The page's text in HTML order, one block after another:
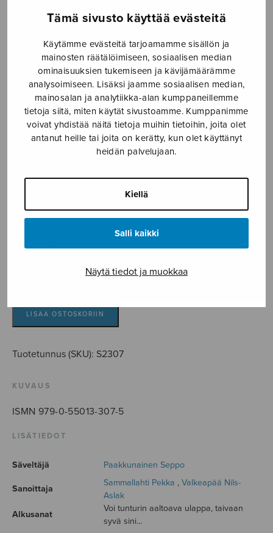
Tämä sivusto käyttää evästeitä
Käytämme evästeitä tarjoamamme sisällön ja
mainosten räätälöimiseen, sosiaalisen median
ominaisuuksien tukemiseen ja kävijämäärämme
analysoimiseen. Lisäksi jaamme sosiaalisen median,
mainosalan ja analytiikka-alan kumppaneillemme
tietoja siitä, miten käytät sivustoamme. Kumppanimme
voivat yhdistää näitä tietoja muihin tietoihin, joita olet
antanut heille tai joita on kerätty, kun olet käyttänyt
heidän palvelujaan.
Kiellä
Salli kaikki
Näytä tiedot ja muokkaa
Etusivu › Nuottikauppa › Mieskuoro › joikaa,
joikaa, rakas
Paakkunainen Seppo
9,10€
lintuni
määrä
LISÄÄ OSTOSKORIIN
Tuotetunnus (SKU): S2307
KUVAUS
ISMN 979-0-55013-307-5
LISÄTIEDOT
Säveltäjä Paakkunainen Seppo
Sanoittaja
Sammallahti Pekka , Valkeapää Nils-
Aslak
Alkusanat
Voi tunturin aaltoava ulappa, taivaan
syvä sini...